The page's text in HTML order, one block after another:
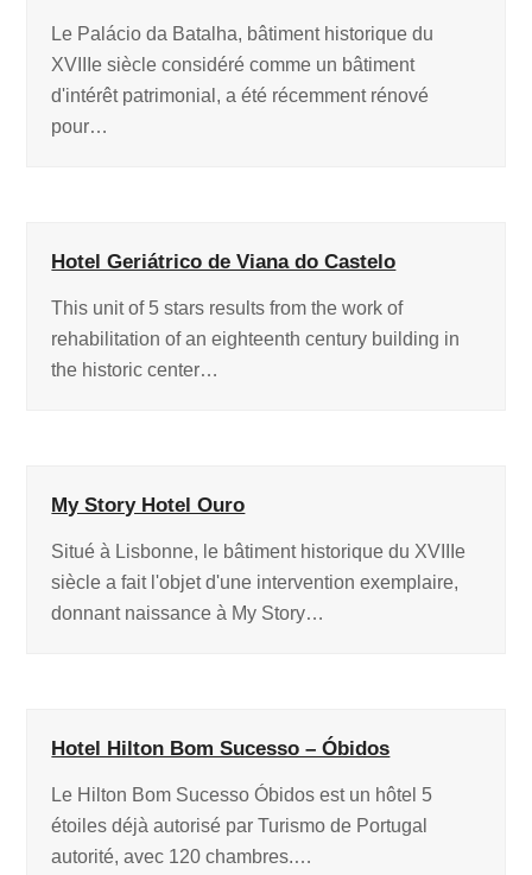
Le Palácio da Batalha, bâtiment historique du
XVIIIe siècle considéré comme un bâtiment
d'intérêt patrimonial, a été récemment rénové
pour…
Hotel Geriátrico de Viana do Castelo
This unit of 5 stars results from the work of
rehabilitation of an eighteenth century building in
the historic center…
My Story Hotel Ouro
Situé à Lisbonne, le bâtiment historique du XVIIIe
siècle a fait l'objet d'une intervention exemplaire,
donnant naissance à My Story…
Hotel Hilton Bom Sucesso – Óbidos
Le Hilton Bom Sucesso Óbidos est un hôtel 5
étoiles déjà autorisé par Turismo de Portugal
autorité, avec 120 chambres.…